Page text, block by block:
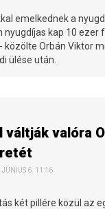
emelkednek a
nyugdíjas kap 10 ezer
közölte Orbán Viktor
ülése után.
váltják valóra
JÚNIUS 6. 11:16
két pillére közül az